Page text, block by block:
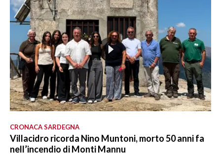
CRONACA SARDEGNA
Villacidro ricorda Nino Muntoni, morto 50 anni fa
nell’incendio di Monti Mannu